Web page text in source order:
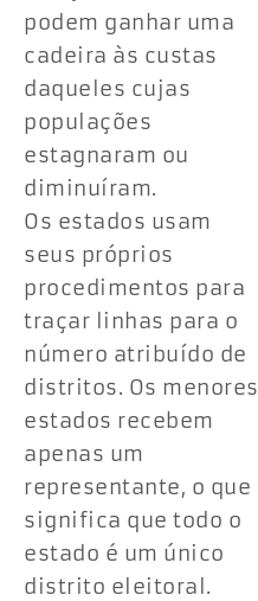
podem ganhar uma
cadeira às custas
daqueles cujas
populações
estagnaram ou
diminuíram.
Os estados usam
seus próprios
procedimentos para
traçar linhas para o
número atribuído de
distritos. Os menores
estados recebem
apenas um
representante, o que
significa que todo o
estado é um único
distrito eleitoral.